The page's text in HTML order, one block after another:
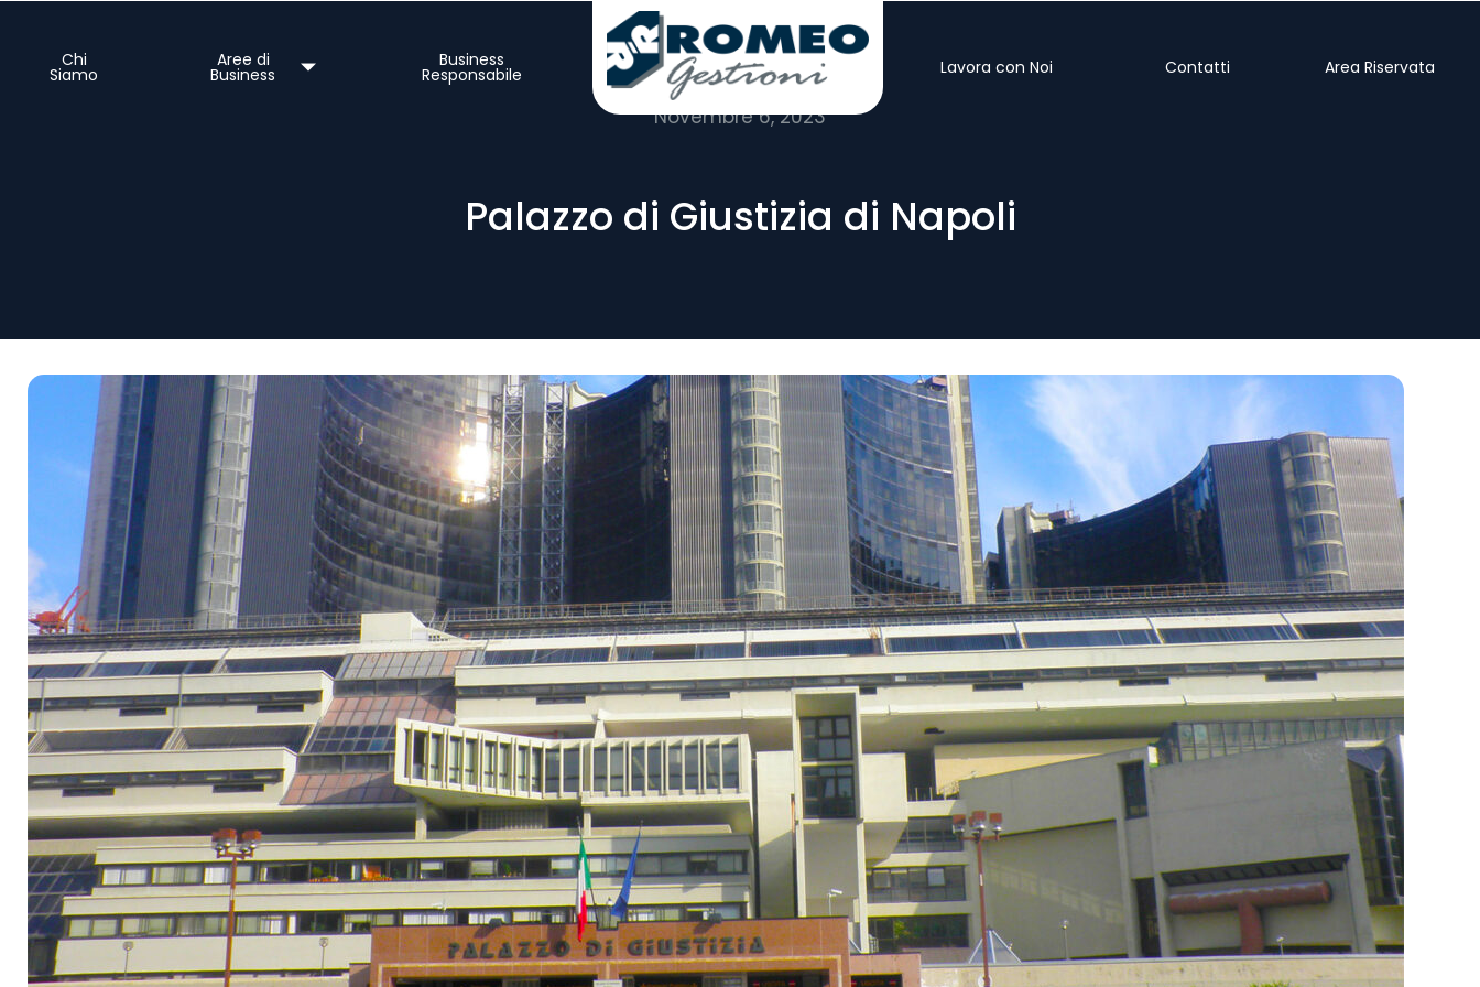
Chi
Siamo
Aree di
Business
Business
Responsabile Lavora con Noi Contatti Area Riservata
Novembre 6, 2023
Palazzo di Giustizia di Napoli